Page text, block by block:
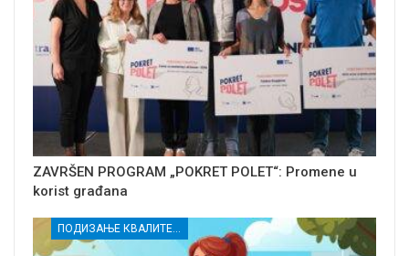
ZAVRŠEN PROGRAM „POKRET POLET“: Promene u
korist građana
ПОДИЗАЊЕ КВАЛИТЕТА УСЛУГА СОЦИЈАЛНЕ ЗАШТИТЕ РАЊИВИХ ГРУПА У КРУШЕВЦУ